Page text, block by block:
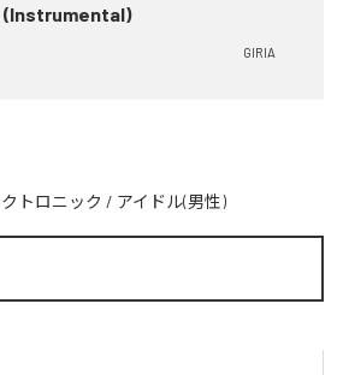
(Instrumental)
GIRIA
トロニック / アイドル(男性)